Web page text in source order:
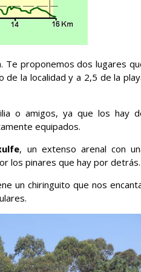
Te proponemos dos lugares
la localidad y a 2,5 de la
o amigos, ya que los hay
equipados.
, un extenso arenal con
los pinares que hay por detrás.
un chiringuito que nos